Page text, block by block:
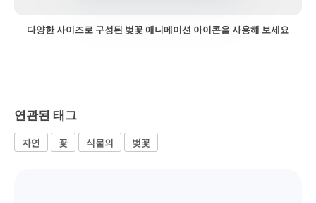
다양한 사이즈로 구성된 벚꽃 애니메이션 아이콘을 사용해 보세요
연관된 태그
자연 꽃 식물의 벚꽃